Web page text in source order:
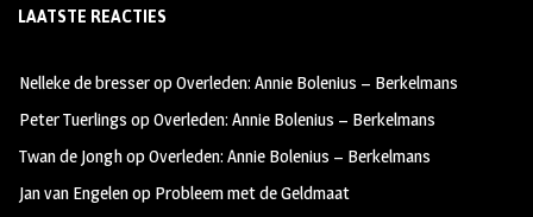
b
oo
k
ag
m
tt
LAATSTE REACTIES
Nelleke de bresseropOverleden: Annie Bolenius – Berkelmans
Peter Tuerlings opOverleden: Annie Bolenius – Berkelmans
Twan de JonghopOverleden: Annie Bolenius – Berkelmans
Jan van Engelenop Probleem met de Geldmaat